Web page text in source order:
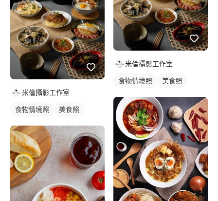
米倫攝影工作室
食物情境照 美食照
米倫攝影工作室
食物情境照 美食照